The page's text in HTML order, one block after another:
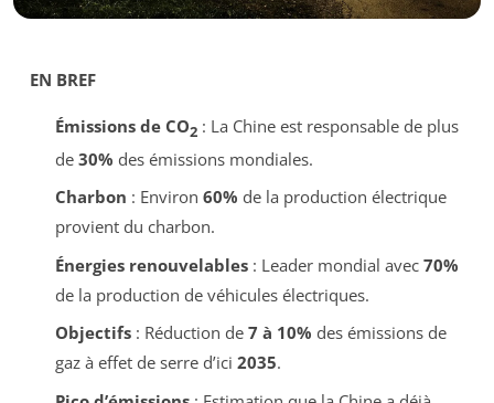
EN BREF
Émissions de CO2: La Chine est responsable de plus
de 30% des émissions mondiales.
Charbon : Environ 60% de la production électrique
provient du charbon.
Énergies renouvelables: Leader mondial avec 70%
de la production de véhicules électriques.
Objectifs: Réduction de 7 à 10% des émissions de
gaz à effet de serre d’ici 2035.